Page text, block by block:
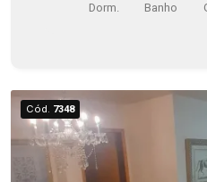
Dorm. Banho
Cód. 7348